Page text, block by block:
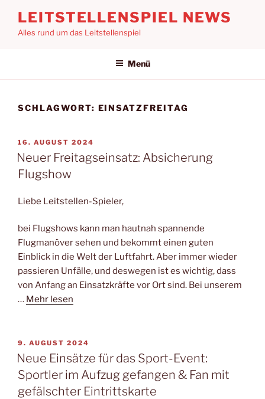
Inhalt
springen
LEITSTELLENSPIEL NEWS
Alles rund um das Leitstellenspiel
Menü
SCHLAGWORT: EINSATZFREITAG
VERÖFFENTLICHT
AM
16. AUGUST 2024
Neuer Freitagseinsatz: Absicherung
Flugshow
Liebe Leitstellen-Spieler,
bei Flugshows kann man hautnah spannende
Flugmanöver sehen und bekommt einen guten
Einblick in die Welt der Luftfahrt. Aber immer wieder
passieren Unfälle, und deswegen ist es wichtig, dass
von Anfang an Einsatzkräfte vor Ort sind. Bei unserem
… Mehr lesen
VERÖFFENTLICHT
AM
9. AUGUST 2024
Neue Einsätze für das Sport-Event:
Sportler im Aufzug gefangen & Fan mit
gefälschter Eintrittskarte